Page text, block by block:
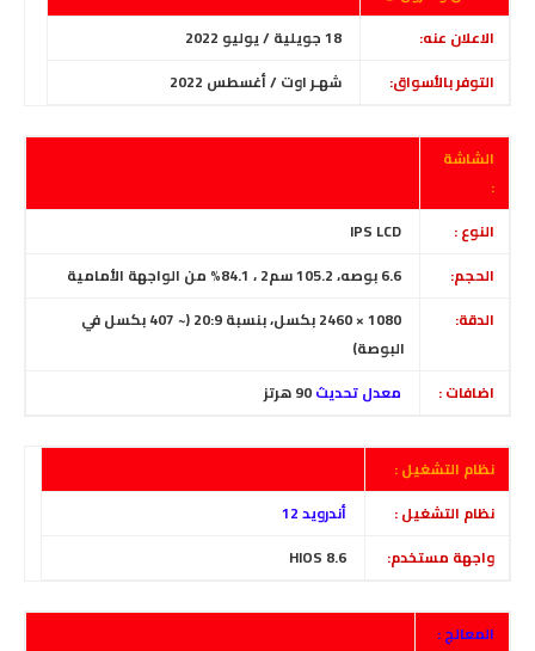
الاعلان عنه:
التوفر بالأسواق:
شهـر اوت / أغسطس 2022
الشاشة
:
النوع :
IPS LCD
الحجم:
6.6 بوصه، 105.2 سم2 ، 84.1% من الواجهة الأمامية
الدقة:
1080 × 2460 بكسل، بنسبة 20:9 (~ 407 بكسل في
البوصة)
اضافات :
معدل تحديث
نظام التشغيل :
نظام التشغيل :
أندرويد 12
واجهة مستخدم:
المعالج :